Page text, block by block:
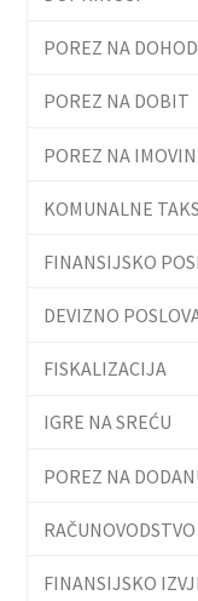
POREZ NA
POREZ NA DOBIT
POREZ NA
KOMUNALNE
FINANSIJSKO
DEVIZNO
FISKALIZACIJA
IGRE NA SREĆU
POREZ NA
FINANSIJSKO